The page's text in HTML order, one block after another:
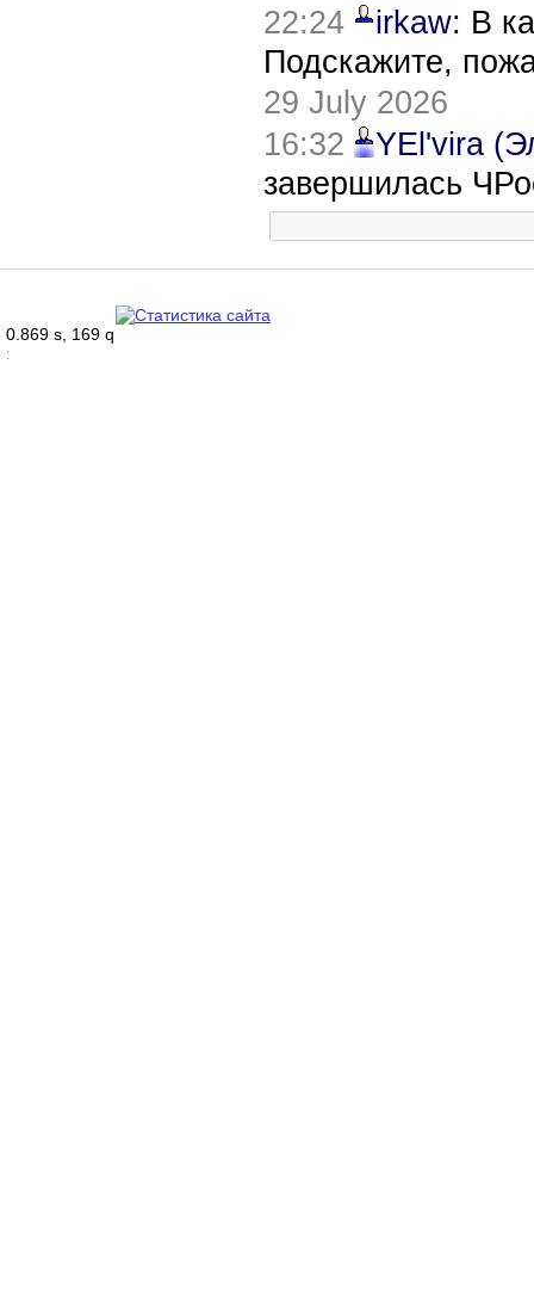
22:24
irkaw: В
Подскажите,
29 July 2026
16:32
YEl'vira
завершилась
0.869 s, 169 q
: